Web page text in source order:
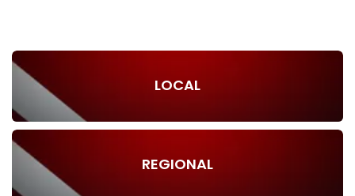
LOCAL
REGIONAL